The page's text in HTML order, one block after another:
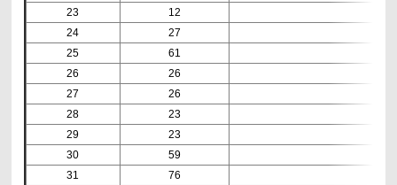
23
12
24
27
25
61
26
26
27
26
28
23
29
23
30
59
31
76